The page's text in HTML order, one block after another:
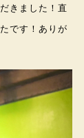
きました！直
です！ありが